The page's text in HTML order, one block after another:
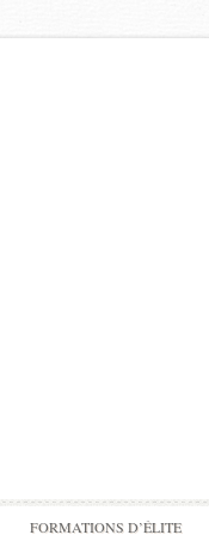
FORMATIONS D’ÉLITE